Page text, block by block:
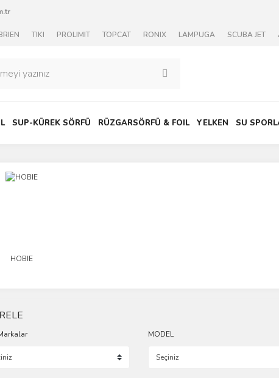
TIKI PROLIMIT TOPCAT RONIX LAMPUGA SCUBA JET
SUP-KÜREK SÖRFÜ RÜZGARSÖRFÜ & FOIL YELKEN SU
HOBIE
MODEL